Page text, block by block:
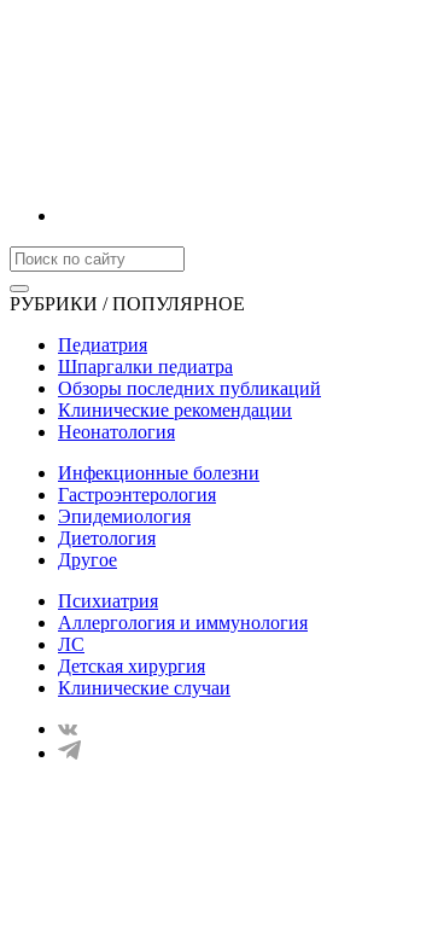
РУБРИКИ / ПОПУЛЯРНОЕ
Педиатрия
Шпаргалки педиатра
Обзоры последних публикаций
Клинические рекомендации
Неонатология
Инфекционные болезни
Гастроэнтерология
Эпидемиология
Диетология
Другое
Психиатрия
Аллергология и иммунология
ЛС
Детская хирургия
Клинические случаи